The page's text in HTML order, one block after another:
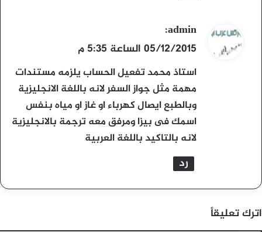
ي
ق
و
ل
admin
:
05/12/2015 الساعة 5:35 م
استاذ محمد تفعيل الحساب يلزمه مستندات
مهمة مثل جواز السفر لانه باللغة الانجليزية
وبالطبع ايصال كهرباء او غاز او مياه بنفس
اسمك فى بيزا ومرفق معه ترجمة بالانجليزية
لانه بالتاكيد باللغة العربية
رد
اترك تعليقاً